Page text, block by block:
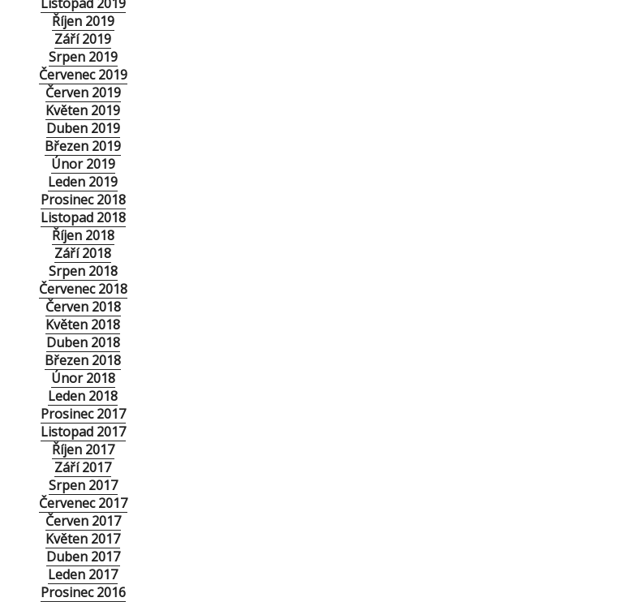
Říjen 2019
Září 2019
Srpen 2019
Červenec 2019
Červen 2019
Květen 2019
Duben 2019
Březen 2019
Únor 2019
Leden 2019
Prosinec 2018
Listopad 2018
Říjen 2018
Září 2018
Srpen 2018
Červenec 2018
Červen 2018
Květen 2018
Duben 2018
Březen 2018
Únor 2018
Leden 2018
Prosinec 2017
Listopad 2017
Říjen 2017
Září 2017
Srpen 2017
Červenec 2017
Červen 2017
Květen 2017
Duben 2017
Leden 2017
Prosinec 2016